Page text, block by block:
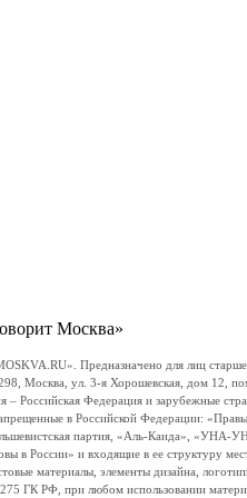
Москва»
Предназначено для лиц
Москва, ул. 3-я Хорошевская, дом 12,
Российская Федерация и зарубежные
в Российской Федерации:
партия, «Аль-Каида», «УНА-
в России» и входящие в ее структуру
материалы, элементы дизайна,
ГК РФ, при любом использовании